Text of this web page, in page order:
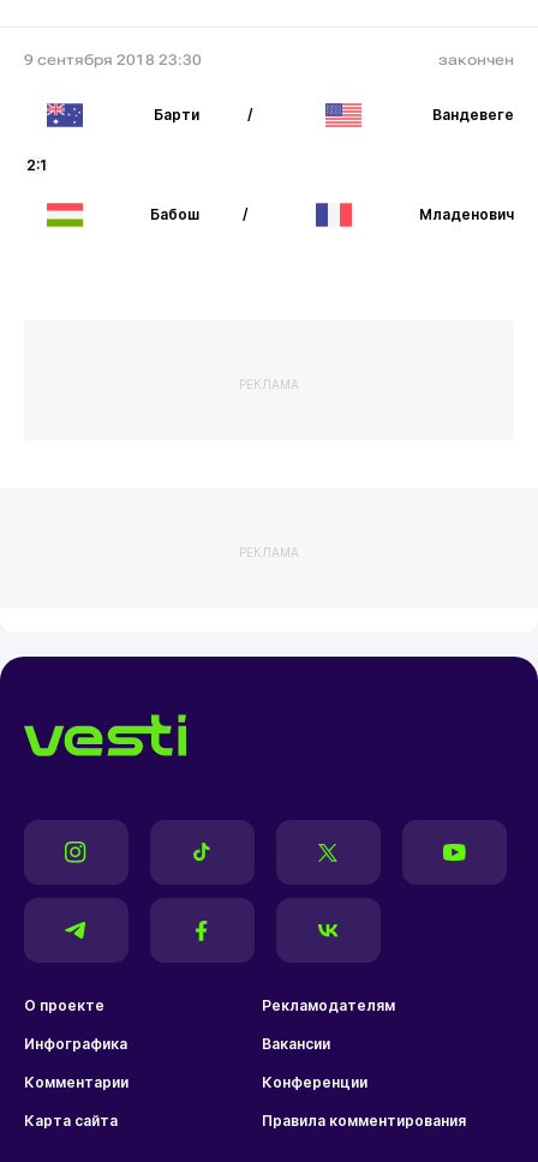
9 сентября 2018 23:30 закончен
Барти / Вандевеге
2:1
Бабош / Младенович
РЕКЛАМА
РЕКЛАМА
О проекте Рекламодателям
Инфографика Вакансии
Комментарии Конференции
Карта сайта Правила комментирования